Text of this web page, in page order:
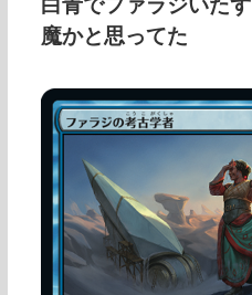
白青でファラジいた
魔かと思ってた